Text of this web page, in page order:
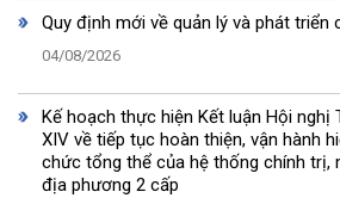
Quy định mới về quản lý và phát triển
04/08/2026
Kế hoạch thực hiện Kết luận Hội nghị
XIV về tiếp tục hoàn thiện, vận hành
chức tổng thể của hệ thống chính trị,
địa phương 2 cấp